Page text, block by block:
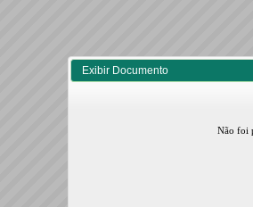
Exibir Documento
Não foi